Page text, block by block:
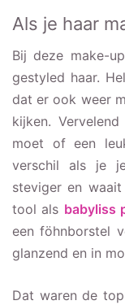
Als je haar
Bij deze make-
gestyled haar.
dat er ook weer
kijken.
moet of een
verschil als je
steviger en
tool als babyliss
een föhnborstel
glanzend en in
Dat waren de